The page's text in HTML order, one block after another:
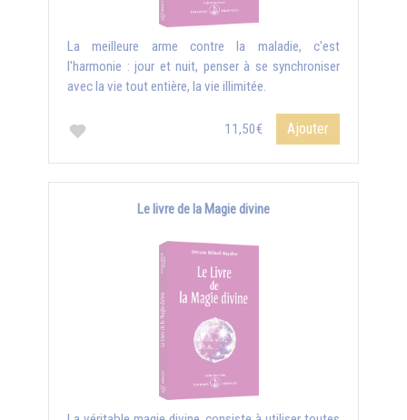
La meilleure arme contre la maladie, c'est
l'harmonie : jour et nuit, penser à se synchroniser
avec la vie tout entière, la vie illimitée.
11,50€ Ajouter
Le livre de la Magie divine